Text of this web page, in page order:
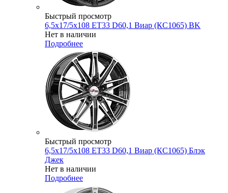
Быстрый просмотр
6,5x17/5x108 ET33 D60,1 Виар (КС1065) BK
Нет в наличии
Подробнее
Быстрый просмотр
6,5x17/5x108 ET33 D60,1 Виар (КС1065) Блэк
Джек
Нет в наличии
Подробнее